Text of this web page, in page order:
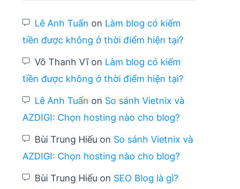
Lê Anh Tuấn on Làm blog có kiếm
tiền được không ở thời điểm hiện tại?
Võ Thanh Vĩon Làm blog có kiếm
tiền được không ở thời điểm hiện tại?
Lê Anh Tuấn on So sánh Vietnix và
AZDIGI: Chọn hosting nào cho blog?
Bùi Trung Hiếu on So sánh Vietnix và
AZDIGI: Chọn hosting nào cho blog?
Bùi Trung Hiếu on SEO Blog là gì?